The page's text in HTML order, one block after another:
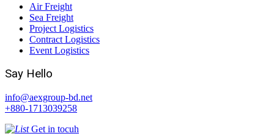
Air Freight
Sea Freight
Project Logistics
Contract Logistics
Event Logistics
Say Hello
info@aexgroup-bd.net
+880-1713039258
Get in tocuh